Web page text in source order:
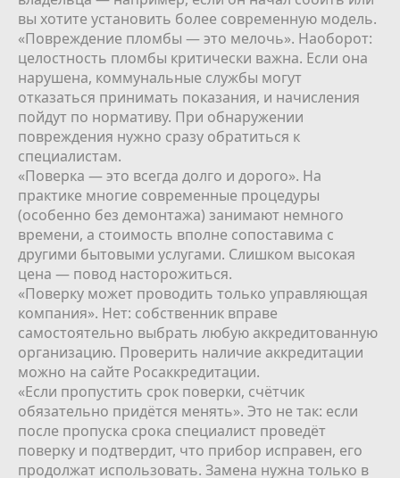
вы хотите установить более современную модель.
«Повреждение пломбы — это мелочь». Наоборот:
целостность пломбы критически важна. Если она
нарушена, коммунальные службы могут
отказаться принимать показания, и начисления
пойдут по нормативу. При обнаружении
повреждения нужно сразу обратиться к
специалистам.
«Поверка — это всегда долго и дорого». На
практике многие современные процедуры
(особенно без демонтажа) занимают немного
времени, а стоимость вполне сопоставима с
другими бытовыми услугами. Слишком высокая
цена — повод насторожиться.
«Поверку может проводить только управляющая
компания». Нет: собственник вправе
самостоятельно выбрать любую аккредитованную
организацию. Проверить наличие аккредитации
можно на сайте Росаккредитации.
«Если пропустить срок поверки, счётчик
обязательно придётся менять». Это не так: если
после пропуска срока специалист проведёт
поверку и подтвердит, что прибор исправен, его
продолжат использовать. Замена нужна только в